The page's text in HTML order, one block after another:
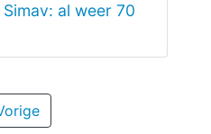
al weer 70